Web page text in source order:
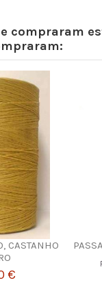
compraram
CASTANHO
€